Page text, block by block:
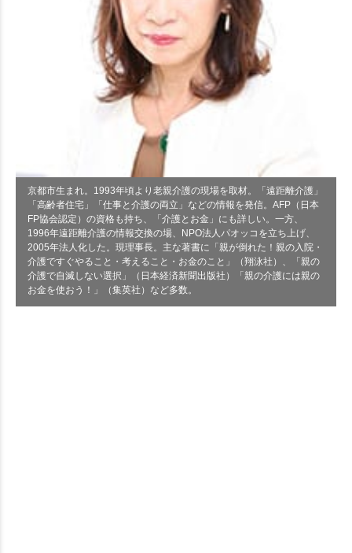
京都市生まれ。1993年頃より老親介護の現場を取材。「遠距離介護」
「高齢者住宅」「仕事と介護の両立」などの情報を発信。AFP（日本
FP協会認定）の資格も持ち、「介護とお金」にも詳しい。一方、
1996年遠距離介護の情報交換の場、NPO法人パオッコを立ち上げ、
2005年法人化した。現理事長。主な著書に「親が倒れた！親の入院・
介護ですぐやること・考えること・お金のこと」（翔泳社）、「親の
介護で自滅しない選択」（日本経済新聞出版社）「親の介護には親の
お金を使おう！」（集英社）など多数。